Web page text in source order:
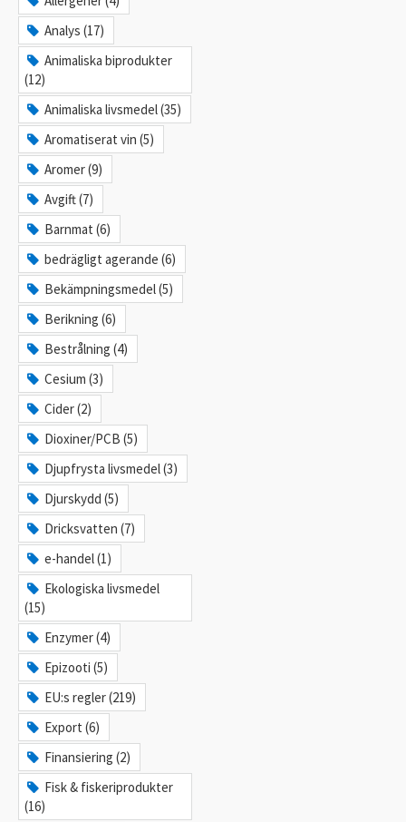
Analys (17)
Animaliska biprodukter
(12)
Animaliska livsmedel (35)
Aromatiserat vin (5)
Aromer (9)
Avgift (7)
Barnmat (6)
bedrägligt agerande (6)
Bekämpningsmedel (5)
Berikning (6)
Bestrålning (4)
Cesium (3)
Cider (2)
Dioxiner/PCB (5)
Djupfrysta livsmedel (3)
Djurskydd (5)
Dricksvatten (7)
e-handel (1)
Ekologiska livsmedel
(15)
Enzymer (4)
Epizooti (5)
EU:s regler (219)
Export (6)
Finansiering (2)
Fisk & fiskeriprodukter
(16)